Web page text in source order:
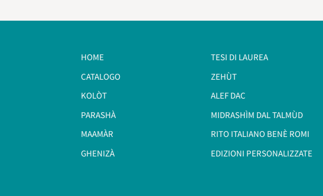
HOME
CATALOGO
KOLÒT
PARASHÀ
MAAMÀR
GHENIZÀ
TESI DI LAUREA
ZEHÙT
ALEF DAC
MIDRASHÌM DAL TALMÙD
RITO ITALIANO BENÈ ROMI​
EDIZIONI PERSONALIZZATE